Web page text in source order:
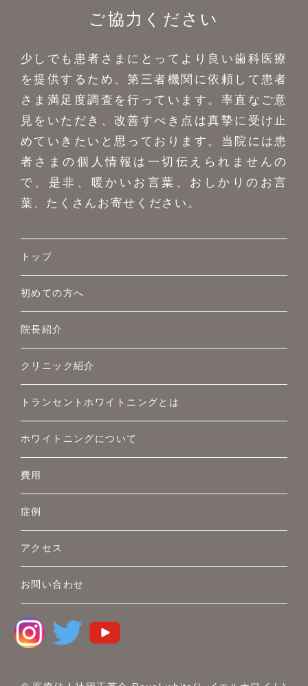
ご協力ください
少しでも患者さまにとってより良い歯科医療
を提供するため、第三者機関に依頼して患者
さま満足度調査を行っています。率直なご意
見をいただき、改善すべき点は真摯に受け止
めていきたいと思っております。当院には患
者さまの個人情報は一切伝えられませんの
で、是非、暖かいお言葉、おしかりのお言
葉、たくさんお寄せください。
トップ
初めての方へ
院長紹介
クリニック紹介
トランセントホワイトニングとは
ホワイトニングについて
費用
症例
アクセス
お問い合わせ